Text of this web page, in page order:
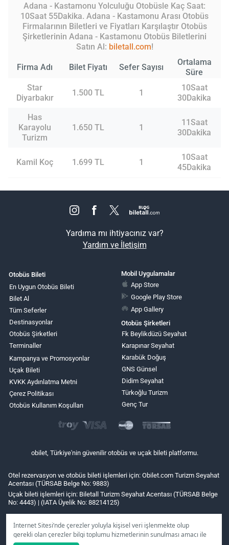
İnternet Sitesi’nde çerezler yoluyla kişisel veri işlenmekte olup
gerekli olan çerezler bilgi toplumu hizmetlerinin sunulması amacı ile
Adana - Kastamonu Yolculuğu Otobüsle Kaç Saat:
10Saat 55Dakika. Adana - Kastamonu Arası Otobüs
Firmalarının Biletleri ve Fiyatları Karşılaştır Otobüs
Şirketlerinin Adana - Kastamonu Otobüs Biletlerini
Satın Al: biletall.com!
Firma Adı Bilet Fiyatı Sefer Sayısı
Ortalama
Süre
Star
Diyarbakır
1.500 TL 1
10Saat
30Dakika
Has
Karayolu
Turizm
1.650 TL 1
11Saat
30Dakika
Kamil Koç 1.699 TL 1
10Saat
45Dakika
Yardıma mı ihtiyacınız var?
Yardım ve İletişim
Otobüs Bileti
En Uygun Otobüs Bileti
Bilet Al
Tüm Seferler
Destinasyonlar
Otobüs Şirketleri
Terminaller
Kampanya ve Promosyonlar
Uçak Bileti
KVKK Aydınlatma Metni
Çerez Politikası
Otobüs Kullanım Koşulları
Mobil Uygulamalar
App Store
Google Play Store
App Gallery
Otobüs Şirketleri
Fk Beylikdüzü Seyahat
Karapınar Seyahat
Karabük Doğuş
GNS Günsel
Didim Seyahat
Türkoğlu Turizm
Genç Tur
obilet, Türkiye'nin güvenilir otobüs ve uçak bileti platformu.
Otel rezervasyon ve otobüs bileti işlemleri için: Obilet.com Turizm Seyahat
Acentası (TÜRSAB Belge No: 9883)
Uçak bileti işlemleri için: Biletall Turizm Seyahat Acentası (TÜRSAB Belge
No: 4443) | (IATA Üyelik No: 88214125)